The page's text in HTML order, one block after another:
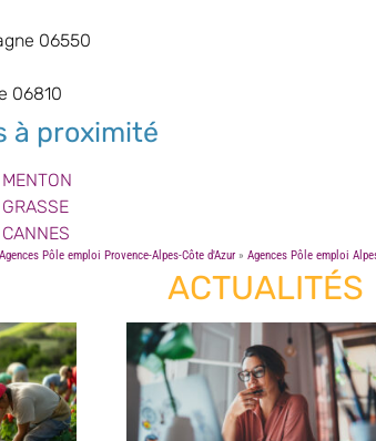
06550
06810
à proximité
Agences Pôle emploi Provence-Alpes-Côte d'Azur » Agences Pôle emploi
ACTUALITÉS